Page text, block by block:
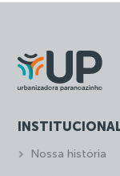
Nossa história